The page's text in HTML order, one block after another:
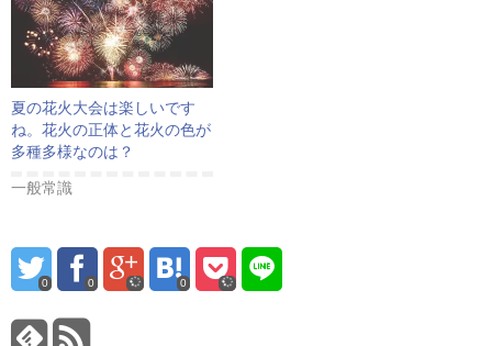
夏の花火大会は楽しいです
ね。花火の正体と花火の色が
多種多様なのは？
一般常識
0 0 0